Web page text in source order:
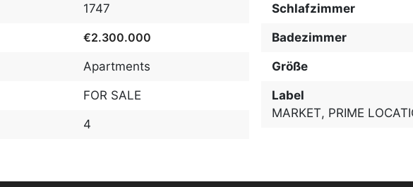
1747
€2.300.000
Apartments
FOR SALE
4
Schlafzimmer
Badezimmer
Größe
Label
MARKET, PRIME